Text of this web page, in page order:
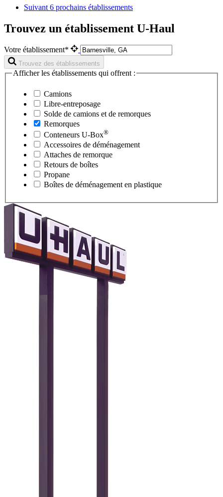
Suivant 6 prochains établissements
Trouvez un établissement U-Haul
Votre établissement*
Trouvez des établissements
Afficher les établissements qui offrent :
Camions
Libre-entreposage
Solde de camions et de remorques
Remorques
Conteneurs U-Box®
Accessoires de déménagement
Attaches de remorque
Retours de boîtes
Propane
Boîtes de déménagement en plastique